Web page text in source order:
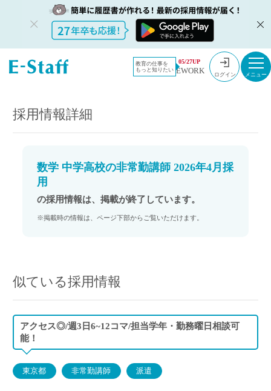
教育の仕事を
もっと知りたい
05/27UP
EWORK ログイン
教員採用情
報のイー・
採用情報
数学 中学高校の非常勤講師 2026年4月採用
採用情報詳細
数学 中学高校の非常勤講師 2026年4月採
用
の採用情報は、掲載が終了しています。
※掲載時の情報は、ページ下部からご覧いただけます。
似ている採用情報
アクセス◎/週3日6~12コマ/担当学年・勤務曜日相談可
能！
東京都 非常勤講師 派遣